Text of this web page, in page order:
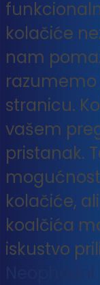
kolačiće
nam
razumemo
stranicu.
vašem
pristanak.
kolačiće,
koalčića
iskustvo